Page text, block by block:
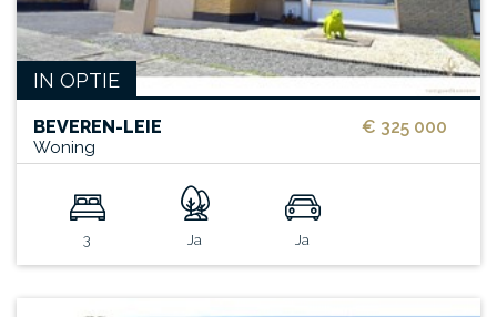
IN OPTIE
€ 325 000
BEVEREN-LEIE
Woning
3 Ja Ja